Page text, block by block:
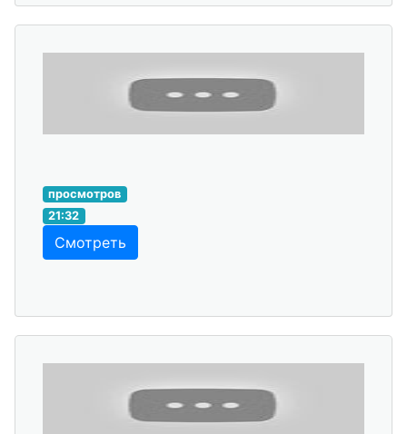
просмотров
21:32
Смотреть